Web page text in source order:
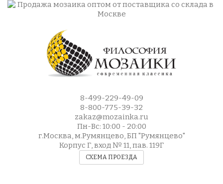
8-499-229-49-09
8-800-775-39-32
zakaz@mozainka.ru
Пн-Вс: 10:00 - 20:00
г.Москва, м.Румянцево, БП "Румянцево"
Корпус Г, вход № 11, пав. 119Г
СХЕМА ПРОЕЗДА